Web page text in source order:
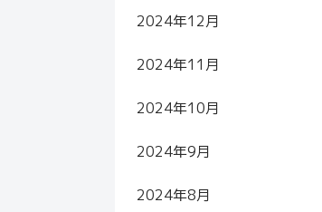
2024年12月
2024年11月
2024年10月
2024年9月
2024年8月